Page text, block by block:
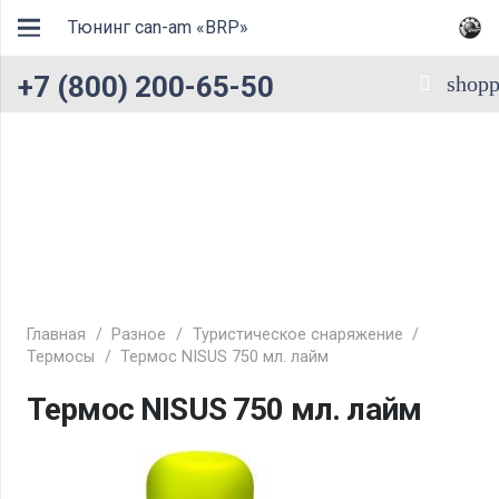
Тюнинг can-am «BRP»
+7 (800) 200-65-50
Главная / Разное / Туристическое снаряжение /
Термосы / Термос NISUS 750 мл. лайм
Термос NISUS 750 мл. лайм